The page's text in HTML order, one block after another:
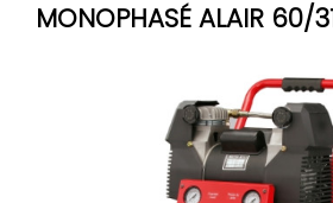
MONOPHASÉ ALAIR 60/